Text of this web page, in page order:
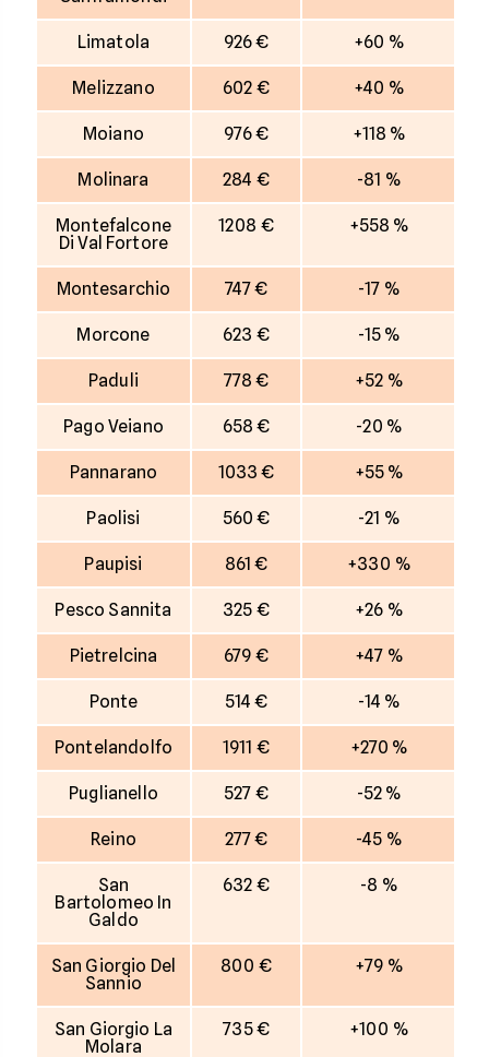
Limatola 926 € +60 %
Melizzano 602 € +40 %
Moiano 976 € +118 %
Molinara 284 € -81 %
Montefalcone
Di Val Fortore
1208 € +558 %
Montesarchio 747 € -17 %
Morcone 623 € -15 %
Paduli 778 € +52 %
Pago Veiano 658 € -20 %
Pannarano 1033 € +55 %
Paolisi 560 € -21 %
Paupisi 861 € +330 %
Pesco Sannita 325 € +26 %
Pietrelcina 679 € +47 %
Ponte 514 € -14 %
Pontelandolfo 1911 € +270 %
Puglianello 527 € -52 %
Reino 277 € -45 %
San
Bartolomeo In
Galdo
632 € -8 %
San Giorgio Del
Sannio
800 € +79 %
San Giorgio La
Molara
735 € +100 %